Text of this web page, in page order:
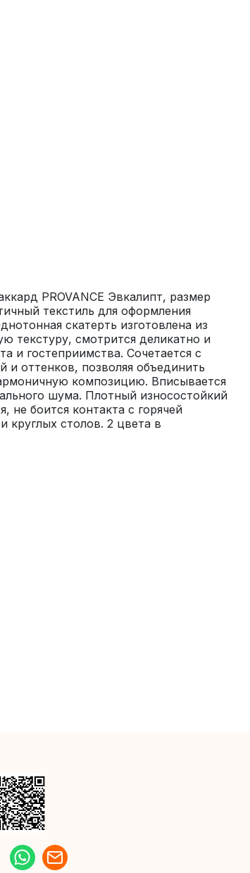
PROVANCE Эвкалипт, размер
текстиль для оформления
скатерть изготовлена из
текстуру, смотрится деликатно и
и гостеприимства. Сочетается с
оттенков, позволяя объединить
композицию. Вписывается
шума. Плотный износостойкий
не боится контакта с горячей
круглых столов. 2 цвета в